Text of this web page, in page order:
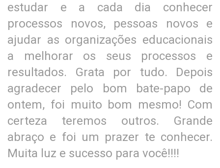
estudar e a cada dia conhecer
processos novos, pessoas novos e
ajudar as organizações educacionais
a melhorar os seus processos e
resultados. Grata por tudo. Depois
agradecer pelo bom bate-papo de
ontem, foi muito bom mesmo! Com
certeza teremos outros. Grande
abraço e foi um prazer te conhecer.
Muita luz e sucesso para você!!!!